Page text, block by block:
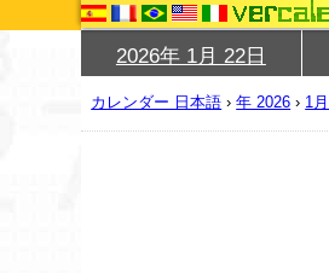
2026年 1月 22日
カレンダー 日本語 ›年 2026 › 1